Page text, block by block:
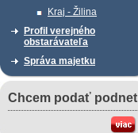
Kraj - Žilina
Profil verejného
obstarávateľa
Správa majetku
Chcem podať podnet